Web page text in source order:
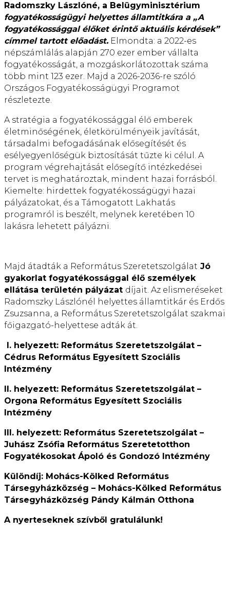
Radomszky Lászlóné, a Belügyminisztérium
fogyatékosságügyi helyettes államtitkára a „A
fogyatékossággal élőket érintő aktuális kérdések”
címmel tartott előadást. Elmondta: a 2022-es
népszámlálás alapján 270 ezer ember vállalta
fogyatékosságát, a mozgáskorlátozottak száma
több mint 123 ezer. Majd a 2026-2036-re szóló
Országos Fogyatékosságügyi Programot
részletezte.
A stratégia a fogyatékossággal élő emberek
életminőségének, életkörülményeik javítását,
társadalmi befogadásának elősegítését és
esélyegyenlőségük biztosítását tűzte ki célul. A
program végrehajtását elősegítő intézkedései
tervet is meghatároztak, mindent hazai forrásból.
Kiemelte: hirdettek fogyatékosságügyi hazai
pályázatokat, és a Támogatott Lakhatás
programról is beszélt, melynek keretében 10
lakásra lehetett pályázni.
Majd átadták a Református Szeretetszolgálat Jó
gyakorlat fogyatékossággal élő személyek
ellátása területén pályázat díjait. Az elismeréseket
Radomszky Lászlónél helyettes államtitkár és Erdős
Zsuzsanna, a Református Szeretetszolgálat szakmai
főigazgató-helyettese adták át.
I. helyezett: Református Szeretetszolgálat –
Cédrus Református Egyesített Szociális
Intézmény
II. helyezett: Református Szeretetszolgálat –
Orgona Református Egyesített Szociális
Intézmény
III. helyezett: Református Szeretetszolgálat –
Juhász Zsófia Református Szeretetotthon
Fogyatékosokat Ápoló és Gondozó Intézmény
Különdíj: Mohács-Kölked Református
Társegyházközség – Mohács-Kölked Református
Társegyházközség Pándy Kálmán Otthona
A nyerteseknek szívből gratulálunk!